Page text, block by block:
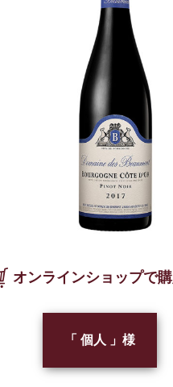
オンラインショップで
「 個人 」様